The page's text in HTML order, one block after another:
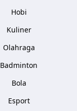
Hobi
Kuliner
Olahraga
Badminton
Bola
Esport